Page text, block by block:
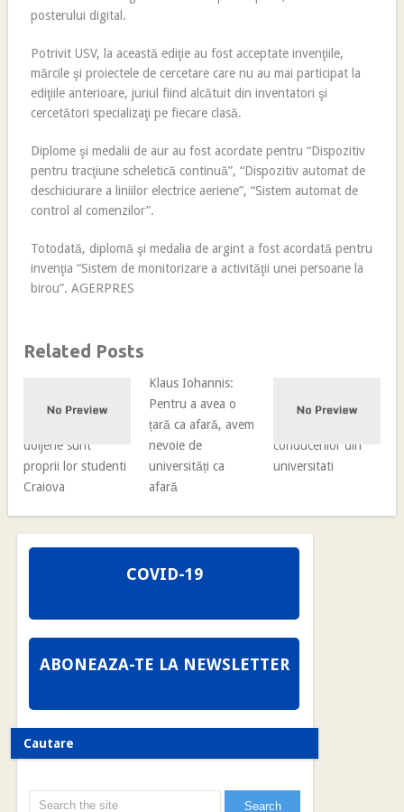
posterului digital.
Potrivit USV, la această ediţie au fost acceptate invenţiile,
mărcile şi proiectele de cercetare care nu au mai participat la
ediţiile anterioare, juriul fiind alcătuit din inventatori şi
cercetători specializaţi pe fiecare clasă.
Diplome şi medalii de aur au fost acordate pentru “Dispozitiv
pentru tracţiune scheletică continuă”, “Dispozitiv automat de
deschiciurare a liniilor electrice aeriene”, “Sistem automat de
control al comenzilor”.
Totodată, diplomă şi medalia de argint a fost acordată pentru
invenţia “Sistem de monitorizare a activităţii unei persoane la
birou”. AGERPRES
Related Posts
didactice
doljene sunt
proprii lor studenti
Craiova
Klaus Iohannis:
Pentru a avea o
țară ca afară, avem
nevoie de
universități ca
afară
reglementat
conducerilor din
universitati
COVID-19
ABONEAZA-TE LA NEWSLETTER
Cautare